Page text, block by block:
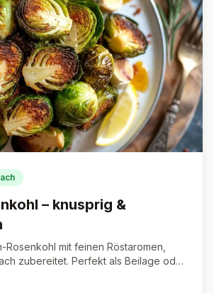
– knusprig &
mit feinen Röstaromen,
zubereitet. Perfekt als Beilage oder